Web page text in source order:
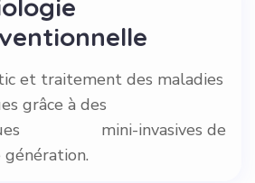
et traitement des maladies
grâce à des
mini-invasives de